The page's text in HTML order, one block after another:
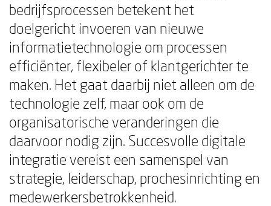
bedrijfsprocessen betekent het
doelgericht invoeren van nieuwe
informatietechnologie om processen
efficiënter, flexibeler of klantgerichter te
maken. Het gaat daarbij niet alleen om de
technologie zelf, maar ook om de
organisatorische veranderingen die
daarvoor nodig zijn. Succesvolle digitale
integratie vereist een samenspel van
strategie, leiderschap, prochesinrichting en
medewerkersbetrokkenheid.